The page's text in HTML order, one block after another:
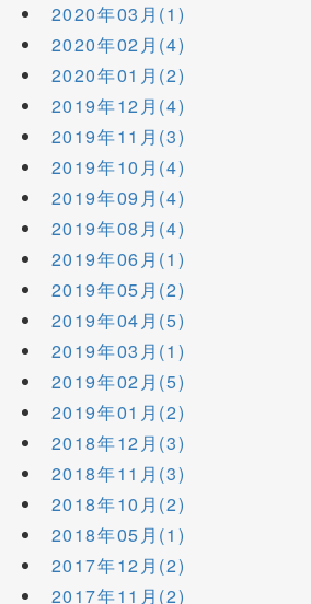
2020年03月(1)
2020年02月(4)
2020年01月(2)
2019年12月(4)
2019年11月(3)
2019年10月(4)
2019年09月(4)
2019年08月(4)
2019年06月(1)
2019年05月(2)
2019年04月(5)
2019年03月(1)
2019年02月(5)
2019年01月(2)
2018年12月(3)
2018年11月(3)
2018年10月(2)
2018年05月(1)
2017年12月(2)
2017年11月(2)